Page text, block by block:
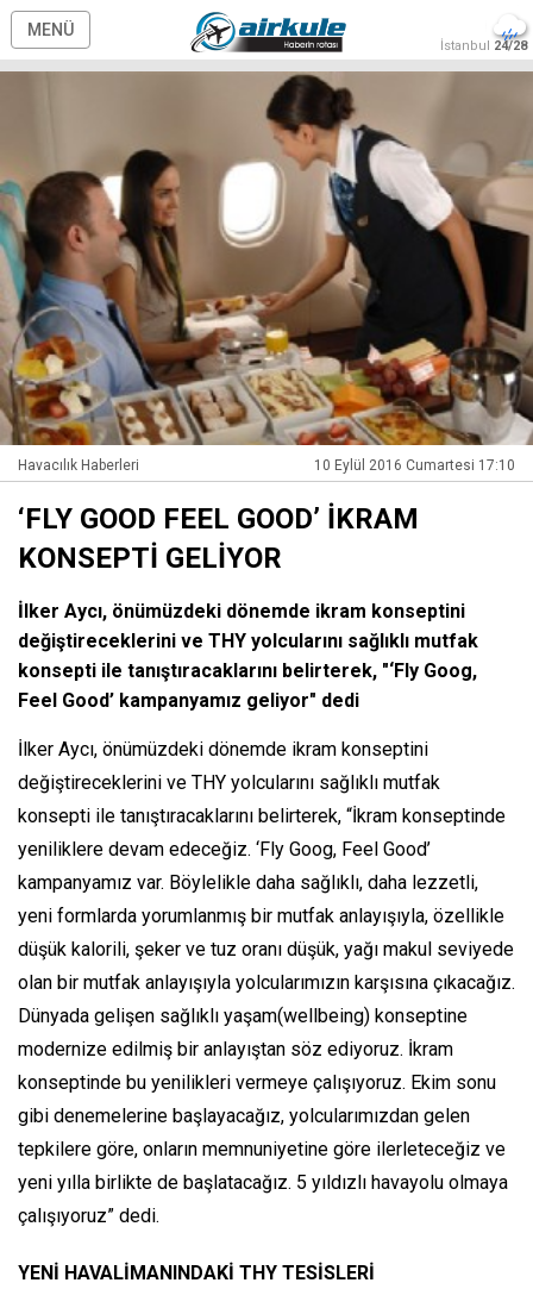
MENÜ
İstanbul 24/28
Havacılık Haberleri 10 Eylül 2016 Cumartesi 17:10
‘FLY GOOD FEEL GOOD’ İKRAM
KONSEPTİ GELİYOR
İlker Aycı, önümüzdeki dönemde ikram konseptini
değiştireceklerini ve THY yolcularını sağlıklı mutfak
konsepti ile tanıştıracaklarını belirterek, "‘Fly Goog,
Feel Good’ kampanyamız geliyor" dedi
İlker Aycı, önümüzdeki dönemde ikram konseptini
değiştireceklerini ve THY yolcularını sağlıklı mutfak
konsepti ile tanıştıracaklarını belirterek, “İkram konseptinde
yeniliklere devam edeceğiz. ‘Fly Goog, Feel Good’
kampanyamız var. Böylelikle daha sağlıklı, daha lezzetli,
yeni formlarda yorumlanmış bir mutfak anlayışıyla, özellikle
düşük kalorili, şeker ve tuz oranı düşük, yağı makul seviyede
olan bir mutfak anlayışıyla yolcularımızın karşısına çıkacağız.
Dünyada gelişen sağlıklı yaşam(wellbeing) konseptine
modernize edilmiş bir anlayıştan söz ediyoruz. İkram
konseptinde bu yenilikleri vermeye çalışıyoruz. Ekim sonu
gibi denemelerine başlayacağız, yolcularımızdan gelen
tepkilere göre, onların memnuniyetine göre ilerleteceğiz ve
yeni yılla birlikte de başlatacağız. 5 yıldızlı havayolu olmaya
çalışıyoruz” dedi.
YENİ HAVALİMANINDAKİ THY TESİSLERİ